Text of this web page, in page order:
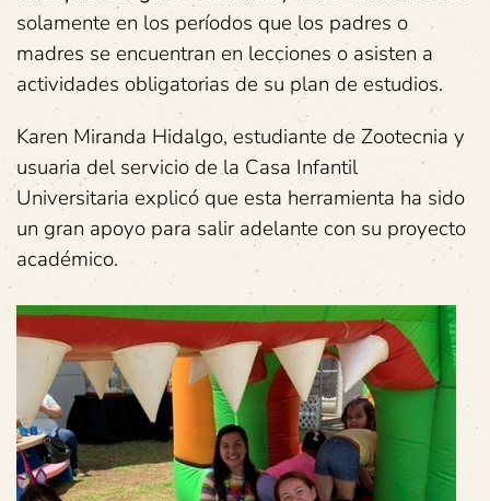
solamente en los períodos que los padres o
madres se encuentran en lecciones o asisten a
actividades obligatorias de su plan de estudios.
Karen Miranda Hidalgo, estudiante de Zootecnia y
usuaria del servicio de la Casa Infantil
Universitaria explicó que esta herramienta ha sido
un gran apoyo para salir adelante con su proyecto
académico.